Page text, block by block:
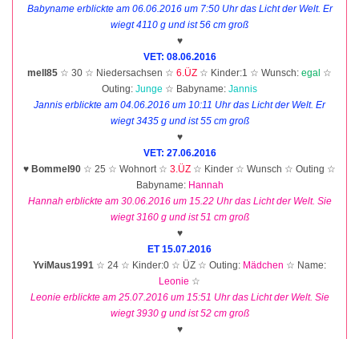
Babyname erblickte am 06.06.2016 um 7:50 Uhr das Licht der Welt. Er
wiegt 4110 g und ist 56 cm groß
♥
VET: 08.06.2016
mell85 ☆ 30 ☆ Niedersachsen ☆ 6.ÜZ ☆ Kinder:1 ☆ Wunsch: egal ☆
Outing: Junge ☆ Babyname: Jannis
Jannis erblickte am 04.06.2016 um 10:11 Uhr das Licht der Welt. Er
wiegt 3435 g und ist 55 cm groß
♥
VET: 27.06.2016
♥ Bommel90 ☆ 25 ☆ Wohnort ☆ 3.ÜZ ☆ Kinder ☆ Wunsch ☆ Outing ☆
Babyname: Hannah
Hannah erblickte am 30.06.2016 um 15.22 Uhr das Licht der Welt. Sie
wiegt 3160 g und ist 51 cm groß
♥
ET 15.07.2016
YviMaus1991 ☆ 24 ☆ Kinder:0 ☆ ÜZ ☆ Outing: Mädchen ☆ Name:
Leonie ☆
Leonie erblickte am 25.07.2016 um 15:51 Uhr das Licht der Welt. Sie
wiegt 3930 g und ist 52 cm groß
♥